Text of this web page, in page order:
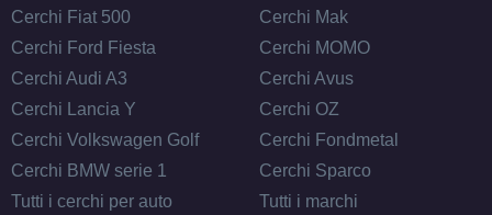
Cerchi Fiat 500
Cerchi Ford Fiesta
Cerchi Audi A3
Cerchi Lancia Y
Cerchi Volkswagen Golf
Cerchi BMW serie 1
Tutti i cerchi per auto
Cerchi Mak
Cerchi MOMO
Cerchi Avus
Cerchi OZ
Cerchi Fondmetal
Cerchi Sparco
Tutti i marchi